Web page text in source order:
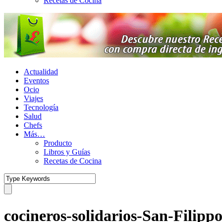
Actualidad
Eventos
Ocio
Viajes
Tecnología
Salud
Chefs
Más…
Producto
Libros y Guías
Recetas de Cocina
cocineros-solidarios-San-Filippo